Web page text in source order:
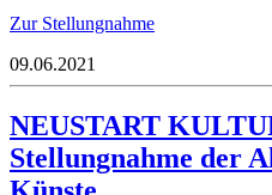
Zur Stellungnahme
09.06.2021
NEUSTART
Stellungnahme der